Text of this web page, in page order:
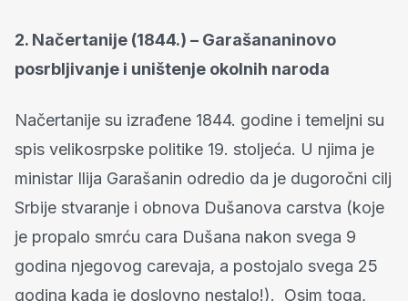
2. Načertanije (1844.) – Garašananinovo
posrbljivanje i uništenje okolnih naroda
Načertanije su izrađene 1844. godine i temeljni su
spis velikosrpske politike 19. stoljeća. U njima je
ministar Ilija Garašanin odredio da je dugoročni cilj
Srbije stvaranje i obnova Dušanova carstva (koje
je propalo smrću cara Dušana nakon svega 9
godina njegovog carevaja, a postojalo svega 25
godina kada je doslovno nestalo!). Osim toga,